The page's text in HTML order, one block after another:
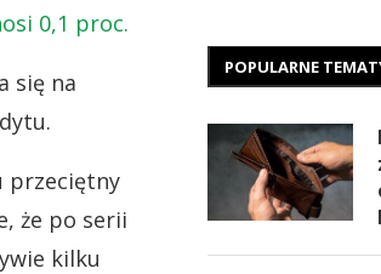
0,1 proc.
się na
przeciętny
że po serii
kilku
POPULARNE